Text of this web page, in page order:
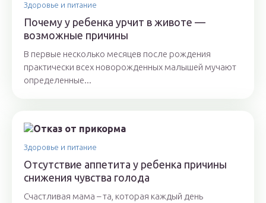
Здоровье и питание
Почему у ребенка урчит в животе —
возможные причины
В первые несколько месяцев после рождения
практически всех новорожденных малышей мучают
определенные...
Здоровье и питание
Отсутствие аппетита у ребенка причины
снижения чувства голода
Счастливая мама – та, которая каждый день